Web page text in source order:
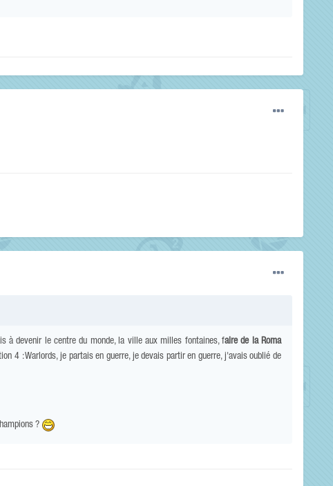
à devenir le centre du monde, la ville aux milles fontaines, faire de la Roma
4 : Warlords, je partais en guerre, je devais partir en guerre, j'avais oublié de
?